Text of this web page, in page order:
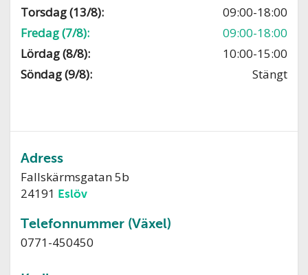
Torsdag (13/8):
09:00-18:00
Fredag (7/8):
09:00-18:00
Lördag (8/8):
10:00-15:00
Söndag (9/8):
Stängt
Adress
Fallskärmsgatan 5b
24191 Eslöv
Telefonnummer (Växel)
0771-450450